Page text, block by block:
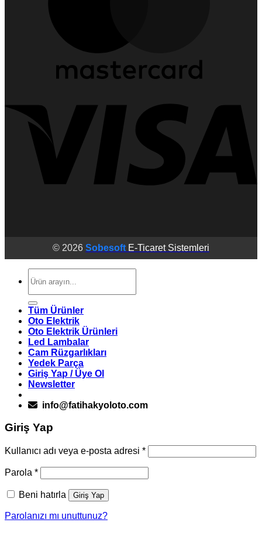
© 2026 Sobesoft E-Ticaret Sistemleri
Tüm Ürünler
Oto Elektrik
Oto Elektrik Ürünleri
Led Lambalar
Cam Rüzgarlıkları
Yedek Parça
Giriş Yap / Üye Ol
Newsletter
info@fatihakyoloto.com
Giriş Yap
Kullanıcı adı veya e-posta adresi *Gerekli
Parola *Gerekli
Beni hatırla Giriş Yap
Parolanızı mı unuttunuz?